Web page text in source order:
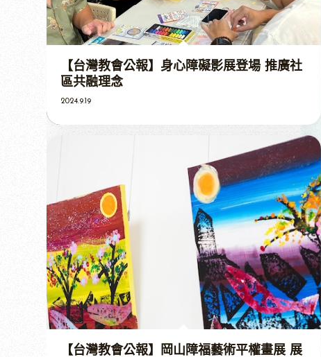
【台灣教會公報】身心障礙影展登場 推廣社
區共融理念
2024.9.19
【台灣教會公報】岡山障福藝術平權畫展 展